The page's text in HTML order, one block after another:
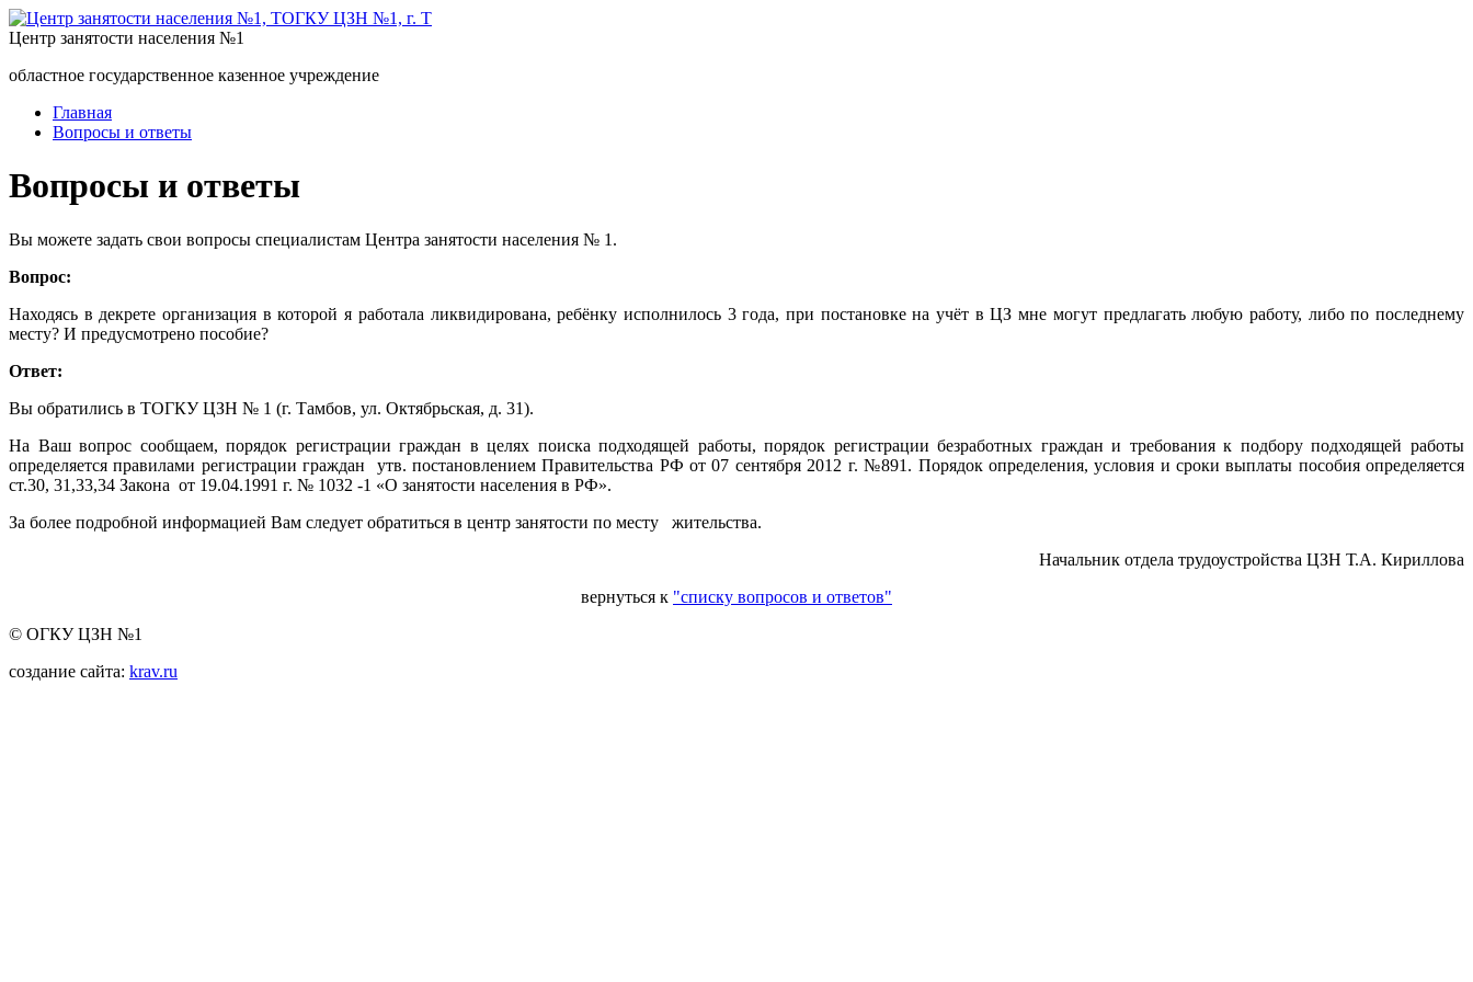
Центр занятости населения №1
областное государственное казенное учреждение
Главная
Вопросы и ответы
Вопросы и ответы
Вы можете задать свои вопросы специалистам Центра занятости населения № 1.
Вопрос:
Находясь в декрете организация в которой я работала ликвидирована, ребёнку исполнилось 3 года, при постановке на учёт в ЦЗ мне могут предлагать любую работу, либо по последнему
месту? И предусмотрено пособие?
Ответ:
Вы обратились в ТОГКУ ЦЗН № 1 (г. Тамбов, ул. Октябрьская, д. 31).
На Ваш вопрос сообщаем, порядок регистрации граждан в целях поиска подходящей работы, порядок регистрации безработных граждан и требования к подбору подходящей работы
определяется правилами регистрации граждан утв. постановлением Правительства РФ от 07 сентября 2012 г. №891. Порядок определения, условия и сроки выплаты пособия определяется
ст.30, 31,33,34 Закона от 19.04.1991 г. № 1032 -1 «О занятости населения в РФ».
За более подробной информацией Вам следует обратиться в центр занятости по месту жительства.
Начальник отдела трудоустройства ЦЗН Т.А. Кириллова
вернуться к "списку вопросов и ответов"
© ОГКУ ЦЗН №1
создание сайта: krav.ru